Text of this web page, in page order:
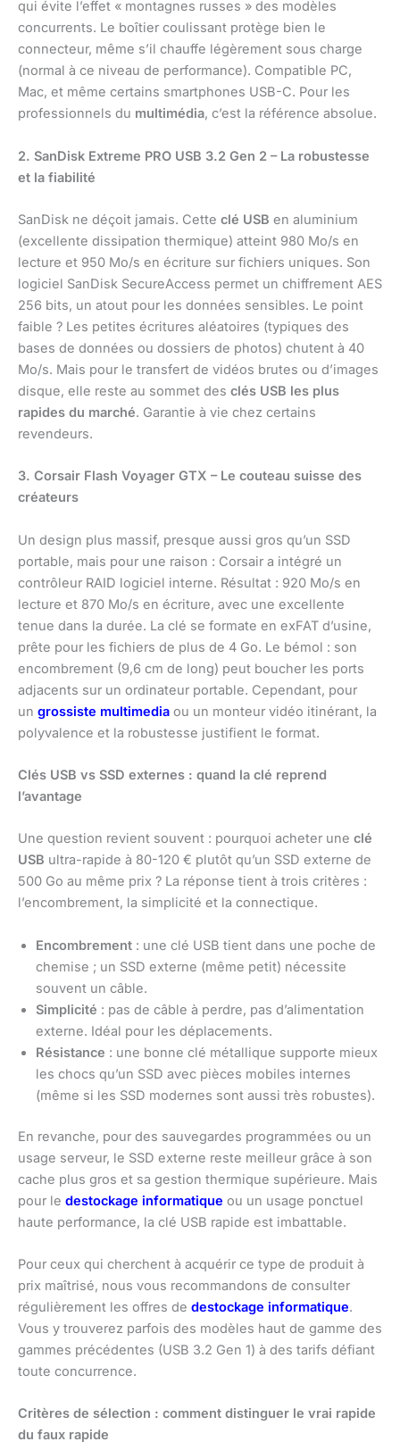
qui évite l’effet « montagnes russes » des modèles
concurrents. Le boîtier coulissant protège bien le
connecteur, même s’il chauffe légèrement sous charge
(normal à ce niveau de performance). Compatible PC,
Mac, et même certains smartphones USB-C. Pour les
professionnels du multimédia, c’est la référence absolue.
2. SanDisk Extreme PRO USB 3.2 Gen 2 – La robustesse
et la fiabilité
SanDisk ne déçoit jamais. Cette clé USB en aluminium
(excellente dissipation thermique) atteint 980 Mo/s en
lecture et 950 Mo/s en écriture sur fichiers uniques. Son
logiciel SanDisk SecureAccess permet un chiffrement AES
256 bits, un atout pour les données sensibles. Le point
faible ? Les petites écritures aléatoires (typiques des
bases de données ou dossiers de photos) chutent à 40
Mo/s. Mais pour le transfert de vidéos brutes ou d’images
disque, elle reste au sommet des clés USB les plus
rapides du marché. Garantie à vie chez certains
revendeurs.
3. Corsair Flash Voyager GTX – Le couteau suisse des
créateurs
Un design plus massif, presque aussi gros qu’un SSD
portable, mais pour une raison : Corsair a intégré un
contrôleur RAID logiciel interne. Résultat : 920 Mo/s en
lecture et 870 Mo/s en écriture, avec une excellente
tenue dans la durée. La clé se formate en exFAT d’usine,
prête pour les fichiers de plus de 4 Go. Le bémol : son
encombrement (9,6 cm de long) peut boucher les ports
adjacents sur un ordinateur portable. Cependant, pour
un grossiste multimedia ou un monteur vidéo itinérant, la
polyvalence et la robustesse justifient le format.
Clés USB vs SSD externes : quand la clé reprend
l’avantage
Une question revient souvent : pourquoi acheter une clé
USB ultra-rapide à 80-120 € plutôt qu’un SSD externe de
500 Go au même prix ? La réponse tient à trois critères :
l’encombrement, la simplicité et la connectique.
Encombrement : une clé USB tient dans une poche de
chemise ; un SSD externe (même petit) nécessite
souvent un câble.
Simplicité : pas de câble à perdre, pas d’alimentation
externe. Idéal pour les déplacements.
Résistance : une bonne clé métallique supporte mieux
les chocs qu’un SSD avec pièces mobiles internes
(même si les SSD modernes sont aussi très robustes).
En revanche, pour des sauvegardes programmées ou un
usage serveur, le SSD externe reste meilleur grâce à son
cache plus gros et sa gestion thermique supérieure. Mais
pour le destockage informatique ou un usage ponctuel
haute performance, la clé USB rapide est imbattable.
Pour ceux qui cherchent à acquérir ce type de produit à
prix maîtrisé, nous vous recommandons de consulter
régulièrement les offres de destockage informatique.
Vous y trouverez parfois des modèles haut de gamme des
gammes précédentes (USB 3.2 Gen 1) à des tarifs défiant
toute concurrence.
Critères de sélection : comment distinguer le vrai rapide
du faux rapide